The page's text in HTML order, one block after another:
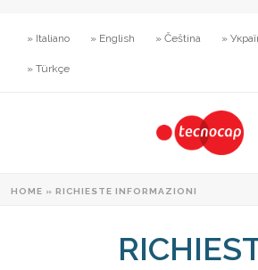
» Italiano » English » Čeština »
» Türkçe
HOME » RICHIESTE INFORMAZIONI